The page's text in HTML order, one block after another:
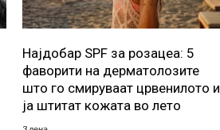
Најдобар SPF за розацеа: 5
фаворити на дерматолозите
што го смируваат црвенилото и
ја штитат кожата во лето